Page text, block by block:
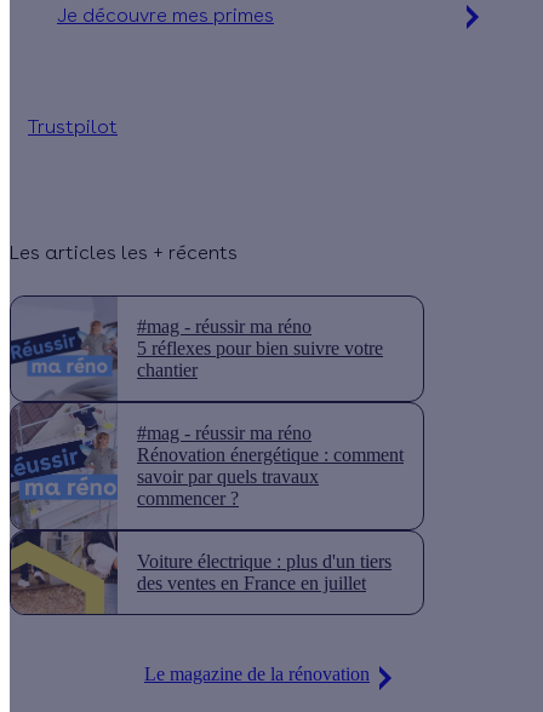
Je découvre mes primes
Trustpilot
Les articles les + récents
#mag - réussir ma réno
5 réflexes pour bien suivre votre
chantier
#mag - réussir ma réno
Rénovation énergétique : comment
savoir par quels travaux
commencer ?
Voiture électrique : plus d'un tiers
des ventes en France en juillet
Le magazine de la rénovation